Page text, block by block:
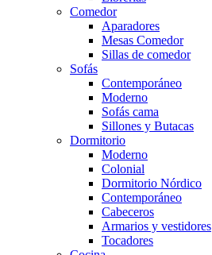
Comedor
Aparadores
Mesas Comedor
Sillas de comedor
Sofás
Contemporáneo
Moderno
Sofás cama
Sillones y Butacas
Dormitorio
Moderno
Colonial
Dormitorio Nórdico
Contemporáneo
Cabeceros
Armarios y vestidores
Tocadores